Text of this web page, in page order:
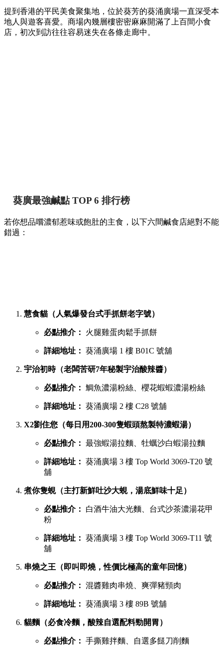
提到香港的平民美食聚集地，位於葵芳的葵涌廣場一直深受本
地人與遊客喜愛。商場內幾層樓密密麻麻開滿了上百間小食
店，初次到訪往往容易迷失在各條走廊中。
葵廣最強鹹點 TOP 6 排行榜
若你想品嚐濃郁惹味或飽肚的主食，以下六間鹹食店絕對不能
錯過：
慧食貓（人氣爆發台式手抓餅老字號）
必點推介： 火腿雞蛋肉鬆手抓餅
詳細地址： 葵涌廣場 1 樓 B01C 號舖
宇治初時（老闆苦研7年秘製宇治酸辣醬）
必點推介： 鯛魚濃湯粉絲、櫻花蝦蝦濃湯粉絲
詳細地址： 葵涌廣場 2 樓 C28 號舖
X2劉住您（每日用200-300隻蝦頭熬製特濃蝦湯）
必點推介： 最強蝦湯拉麵、牡蠣沙白蝦湯拉麵
詳細地址： 葵涌廣場 3 樓 Top World 3069-T20 號
舖
煮你隻蜆（主打新鮮吐沙大蜆，湯底鮮味十足）
必點推介：
白酒牛油大光麵、台式沙茶濃湯花甲
粉
詳細地址： 葵涌廣場 3 樓 Top World 3069-T11 號
舖
串燒之王（即叫即燒，性價比極高的童年回憶）
必點推介： 混醬雞肉串燒、爽彈豬頸肉
詳細地址： 葵涌廣場 3 樓 89B 號舖
貓麵（必食冷麵，酸辣自選配料勁開胃）
必點推介： 手撕雞拌麵、自選多餸刀削麵